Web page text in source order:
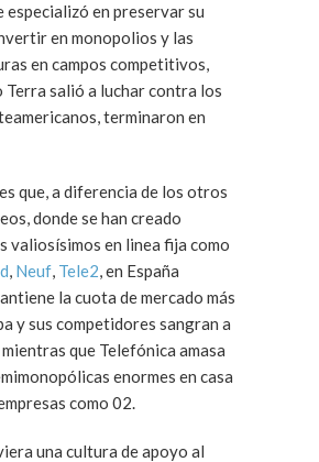
especializó en preservar su
en monopolios y las
en campos competitivos,
Terra salió a luchar contra los
terminaron en
que, a diferencia de los otros
donde se han creado
valiosísimos en linea fija como
, Neuf, Tele2, en España
la cuota de mercado más
a
que Telefónica amasa
enormes en casa
como 02.
una cultura de apoyo al